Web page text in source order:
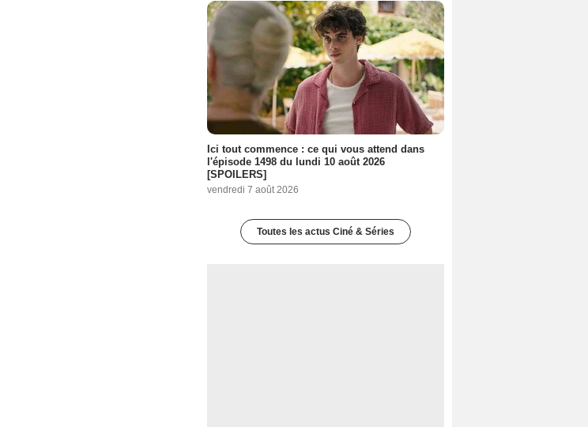
Ici tout commence : ce qui vous attend dans
l'épisode 1498 du lundi 10 août 2026
[SPOILERS]
vendredi 7 août 2026
Toutes les actus Ciné & Séries